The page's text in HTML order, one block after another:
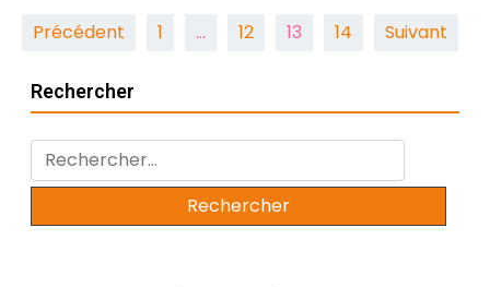
Pagination
publications
Précédent 1 … 12 13 14 Suivant
Rechercher
Rechercher :